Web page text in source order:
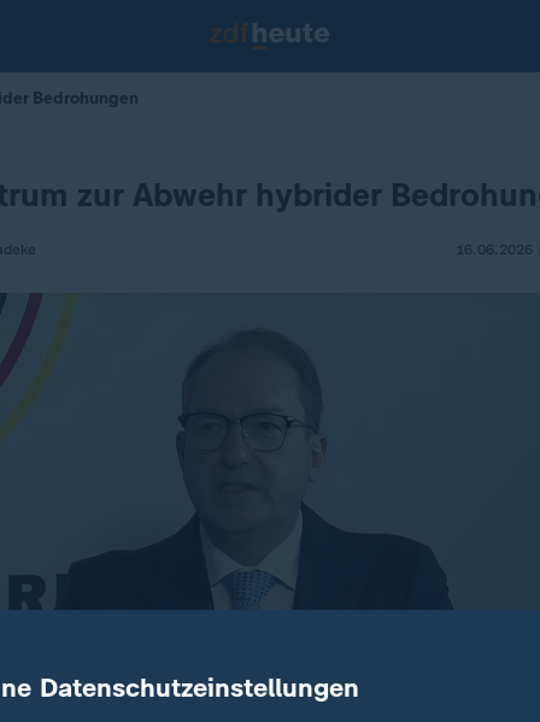
Bedrohungen
zur Abwehr hybrider
16.06.2026
Datenschutzeinstellungen